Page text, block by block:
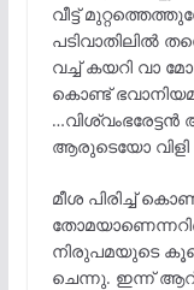
വീട്ട്
പടിവാതിലിൽ
വച്ച് കയറി വാ
കൊണ്ട്
ആരുടെയോ വിളി
മീശ പിരിച്ച്
നിരുപമയുടെ
ചെന്നു. ഇന്ന് ആറ്